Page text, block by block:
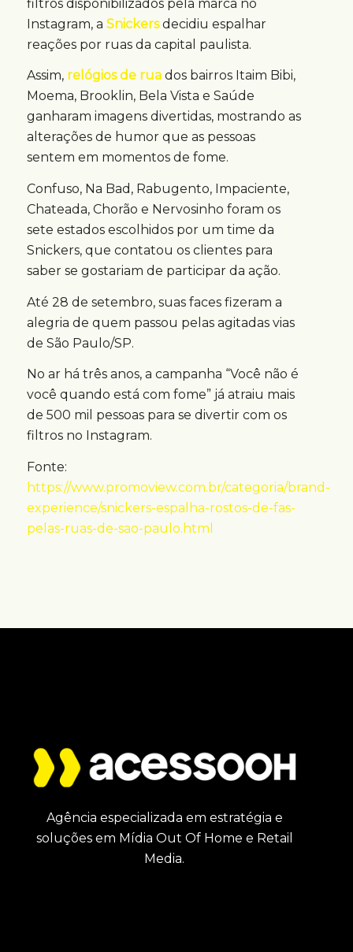
filtros disponibilizados pela marca no
Instagram, a Snickersdecidiu espalhar
reações por ruas da capital paulista.
Assim, relógios de ruados bairros Itaim Bibi,
Moema, Brooklin, Bela Vista e Saúde
ganharam imagens divertidas, mostrando as
alterações de humor que as pessoas
sentem em momentos de fome.
Confuso, Na Bad, Rabugento, Impaciente,
Chateada, Chorão e Nervosinho foram os
sete estados escolhidos por um time da
Snickers, que contatou os clientes para
saber se gostariam de participar da ação.
Até 28 de setembro, suas faces fizeram a
alegria de quem passou pelas agitadas vias
de São Paulo/SP.
No ar há três anos, a campanha “Você não é
você quando está com fome” já atraiu mais
de 500 mil pessoas para se divertir com os
filtros no Instagram.
Fonte:
https://www.promoview.com.br/categoria/brand-
experience/snickers-espalha-rostos-de-fas-
pelas-ruas-de-sao-paulo.html
Agência especializada em estratégia e
soluções em Mídia Out Of Home e Retail
Media.